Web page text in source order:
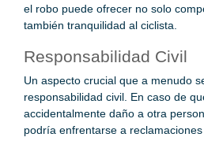
el robo puede ofrecer no solo
también tranquilidad al ciclista.
Responsabilidad Civil
Un aspecto crucial que a menudo
responsabilidad civil. En caso de
accidentalmente daño a otra
podría enfrentarse a reclamaciones